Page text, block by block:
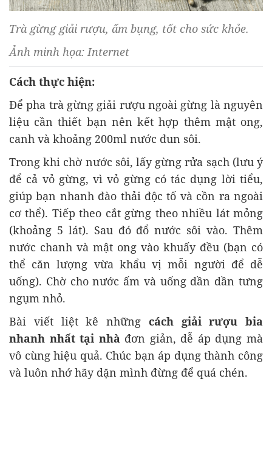
Trà gừng giải rượu, ấm bụng, tốt cho sức khỏe.
Ảnh minh họa: Internet
Cách thực hiện:
Để pha trà gừng giải rượu ngoài gừng là nguyên
liệu cần thiết bạn nên kết hợp thêm mật ong,
canh và khoảng 200ml nước đun sôi.
Trong khi chờ nước sôi, lấy gừng rửa sạch (lưu ý
để cả vỏ gừng, vì vỏ gừng có tác dụng lời tiểu,
giúp bạn nhanh đào thải độc tố và cồn ra ngoài
cơ thể). Tiếp theo cắt gừng theo nhiều lát mỏng
(khoảng 5 lát). Sau đó đổ nước sôi vào. Thêm
nước chanh và mật ong vào khuấy đều (bạn có
thể căn lượng vừa khẩu vị mỗi người để dễ
uống). Chờ cho nước ấm và uống dần dần tưng
ngụm nhỏ.
Bài viết liệt kê những cách giải rượu bia
nhanh nhất tại nhàđơn giản, dễ áp dụng mà
vô cùng hiệu quả. Chúc bạn áp dụng thành công
và luôn nhớ hãy dặn mình đừng để quá chén.